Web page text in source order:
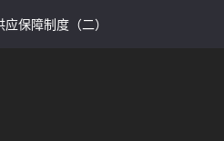
保障制度（二）